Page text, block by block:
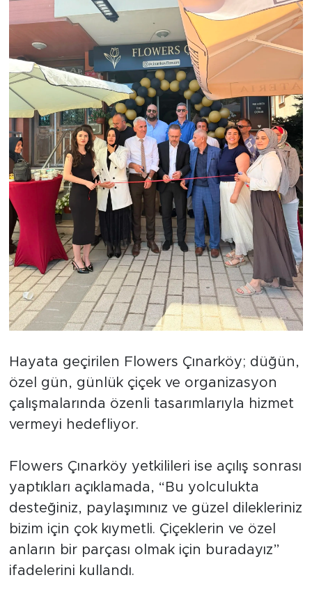
Hayata geçirilen Flowers Çınarköy; düğün,
özel gün, günlük çiçek ve organizasyon
çalışmalarında özenli tasarımlarıyla hizmet
vermeyi hedefliyor.
Flowers Çınarköy yetkilileri ise açılış sonrası
yaptıkları açıklamada, “Bu yolculukta
desteğiniz, paylaşımınız ve güzel dilekleriniz
bizim için çok kıymetli. Çiçeklerin ve özel
anların bir parçası olmak için buradayız”
ifadelerini kullandı.